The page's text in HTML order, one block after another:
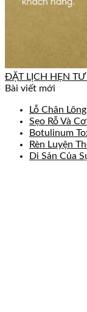
ĐẶT LỊCH HẸN
Bài viết mới
Lỗ Chân
Sẹo Rỗ Và
Botulinum
Rèn Luyện
Di Sản Của